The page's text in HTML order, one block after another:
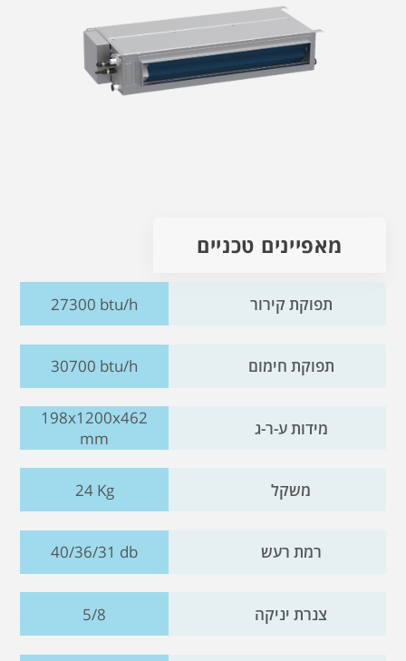
מאפיינים טכניים
תפוקת קירור 27300 btu/h
תפוקת חימום 30700 btu/h
מידות ע-ר-ג
198x1200x462
mm
משקל 24 Kg
רמת רעש 40/36/31 db
צנרת יניקה 5/8